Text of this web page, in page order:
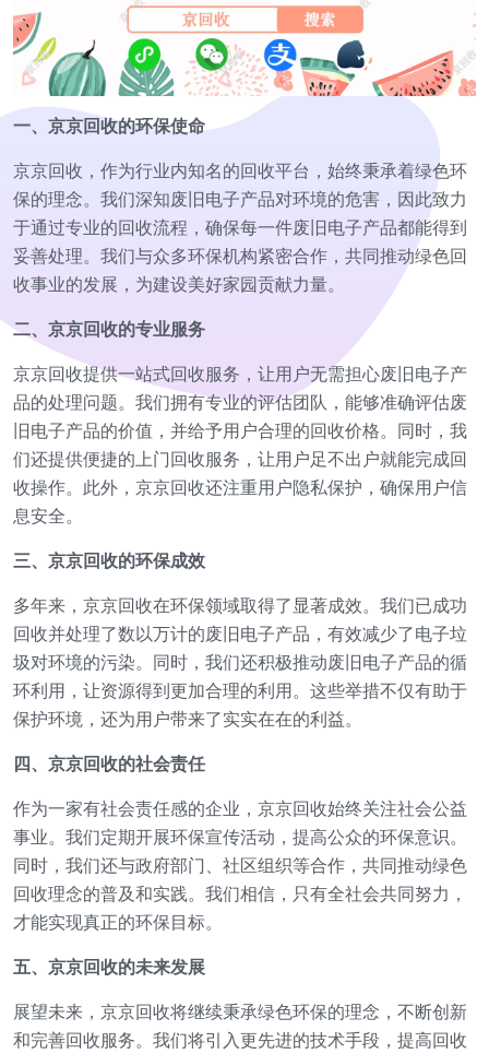
一、京京回收的环保使命
京京回收，作为行业内知名的回收平台，始终秉承着绿色环
保的理念。我们深知废旧电子产品对环境的危害，因此致力
于通过专业的回收流程，确保每一件废旧电子产品都能得到
妥善处理。我们与众多环保机构紧密合作，共同推动绿色回
收事业的发展，为建设美好家园贡献力量。
二、京京回收的专业服务
京京回收提供一站式回收服务，让用户无需担心废旧电子产
品的处理问题。我们拥有专业的评估团队，能够准确评估废
旧电子产品的价值，并给予用户合理的回收价格。同时，我
们还提供便捷的上门回收服务，让用户足不出户就能完成回
收操作。此外，京京回收还注重用户隐私保护，确保用户信
息安全。
三、京京回收的环保成效
多年来，京京回收在环保领域取得了显著成效。我们已成功
回收并处理了数以万计的废旧电子产品，有效减少了电子垃
圾对环境的污染。同时，我们还积极推动废旧电子产品的循
环利用，让资源得到更加合理的利用。这些举措不仅有助于
保护环境，还为用户带来了实实在在的利益。
四、京京回收的社会责任
作为一家有社会责任感的企业，京京回收始终关注社会公益
事业。我们定期开展环保宣传活动，提高公众的环保意识。
同时，我们还与政府部门、社区组织等合作，共同推动绿色
回收理念的普及和实践。我们相信，只有全社会共同努力，
才能实现真正的环保目标。
五、京京回收的未来发展
展望未来，京京回收将继续秉承绿色环保的理念，不断创新
和完善回收服务。我们将引入更先进的技术手段，提高回收